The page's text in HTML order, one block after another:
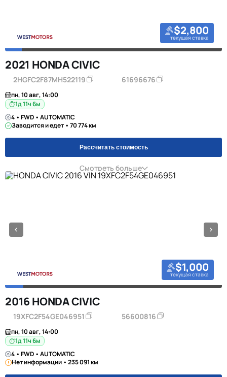
$2,800
текущая ставка
2021 HONDA CIVIC
2HGFC2F87MH522119 61696676
пн, 10 авг, 14:00
1д 11ч 6м
4 • FWD • AUTOMATIC
Заводится и едет • 70 774 км
Рассчитать стоимость
Смотреть больше
$1,000
текущая ставка
2016 HONDA CIVIC
19XFC2F54GE046951 56600816
пн, 10 авг, 14:00
1д 11ч 6м
4 • FWD • AUTOMATIC
Нет информации • 235 091 км